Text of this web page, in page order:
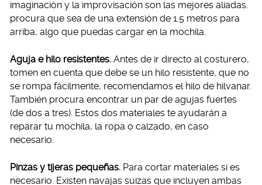
imaginación y la improvisación son las mejores aliadas.
procura que sea de una extensión de 1.5 metros para
arriba, algo que puedas cargar en la mochila.
Aguja e hilo resistentes. Antes de ir directo al costurero,
tomen en cuenta que debe se un hilo resistente, que no
se rompa fácilmente, recomendamos el hilo de hilvanar.
También procura encontrar un par de agujas fuertes
(de dos a tres). Estos dos materiales te ayudarán a
reparar tu mochila, la ropa o calzado, en caso
necesario.
Pinzas y tijeras pequeñas. Para cortar materiales si es
necesario. Existen navajas suizas que incluyen ambas